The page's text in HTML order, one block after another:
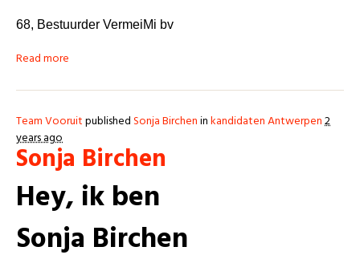
68, Bestuurder VermeiMi bv
Read more
Team VooruitpublishedSonja Bircheninkandidaten Antwerpen2
years ago
Sonja Birchen
Hey, ik ben
Sonja Birchen